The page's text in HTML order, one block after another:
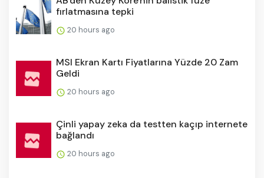
fırlatmasına tepki
20 hours ago
MSI Ekran Kartı Fiyatlarına Yüzde 20 Zam
Geldi
20 hours ago
Çinli yapay zeka da testten kaçıp internete
bağlandı
20 hours ago